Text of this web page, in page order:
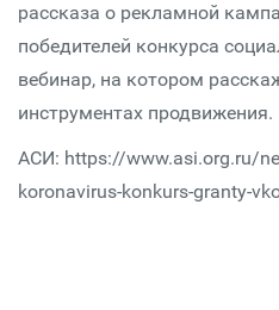
рассказа о рекламной
победителей конкурса
вебинар, на котором
инструментах продвижения.
АСИ: https://www.asi.org.ru/
koronavirus-konkurs-granty-